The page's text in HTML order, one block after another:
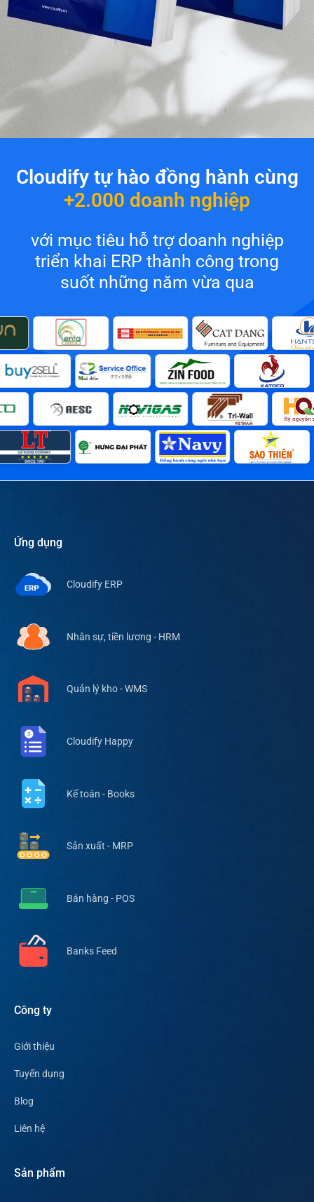
Cloudify tự hào đồng hành cùng
+2.000 doanh nghiệp
với mục tiêu hỗ trợ doanh nghiệp
triển khai ERP thành công trong
suốt những năm vừa qua
Ứng dụng
Cloudify ERP
Nhân sự, tiền lương - HRM
Quản lý kho - WMS
Cloudify Happy
Kế toán - Books
Sản xuất - MRP
Bán hàng - POS
Banks Feed
Công ty
Giới thiệu
Tuyển dụng
Blog
Liên hệ
Sản phẩm